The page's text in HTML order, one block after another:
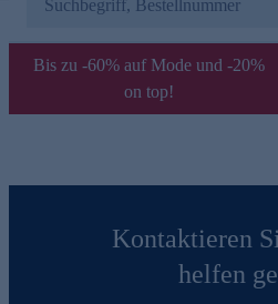
Bis zu -60% auf Mode und -20%
on top!
Kontaktieren
helfen